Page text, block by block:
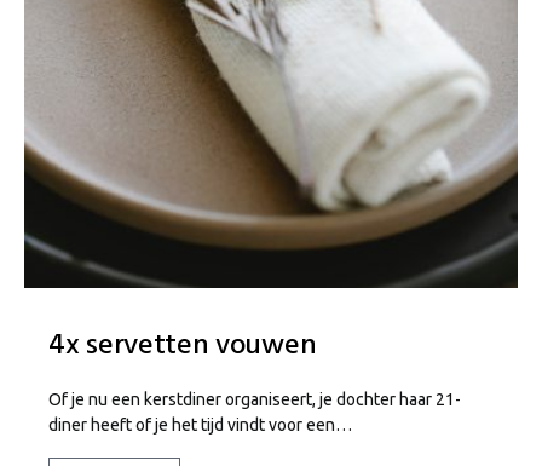
4x servetten vouwen
Of je nu een kerstdiner organiseert, je dochter haar 21-
diner heeft of je het tijd vindt voor een…